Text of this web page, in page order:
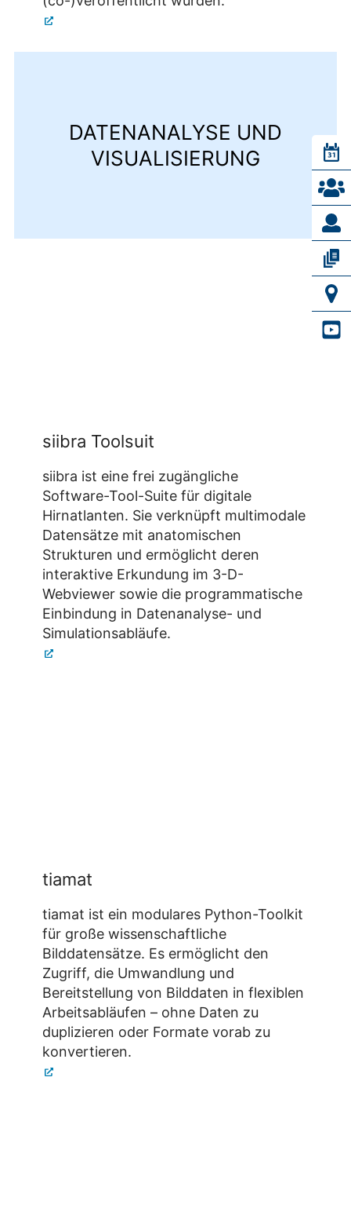
DATENANALYSE UND
VISUALISIERUNG
siibra Toolsuit
siibra ist eine frei zugängliche
Software-Tool-Suite für digitale
Hirnatlanten. Sie verknüpft multimodale
Datensätze mit anatomischen
Strukturen und ermöglicht deren
interaktive Erkundung im 3-D-
Webviewer sowie die programmatische
Einbindung in Datenanalyse- und
Simulationsabläufe.
tiamat
tiamat ist ein modulares Python-Toolkit
für große wissenschaftliche
Bilddatensätze. Es ermöglicht den
Zugriff, die Umwandlung und
Bereitstellung von Bilddaten in flexiblen
Arbeitsabläufen – ohne Daten zu
duplizieren oder Formate vorab zu
konvertieren.